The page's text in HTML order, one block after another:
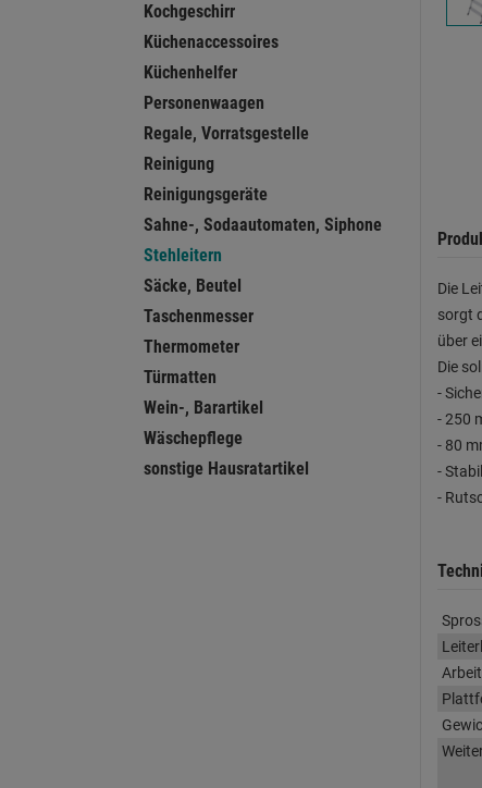
Kochgeschirr
Küchenaccessoires
Küchenhelfer
Personenwaagen
Regale, Vorratsgestelle
Reinigung
Reinigungsgeräte
Sahne-, Sodaautomaten, Siphone
Stehleitern
Säcke, Beutel
Taschenmesser
Thermometer
Türmatten
Wein-, Barartikel
Wäschepflege
sonstige Hausratartikel
Die
sorgt
über
Die
-
- 250
- 80
-
-